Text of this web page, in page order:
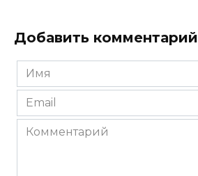
Добавить комментарий
Имя
*
Email
*
Комментарий